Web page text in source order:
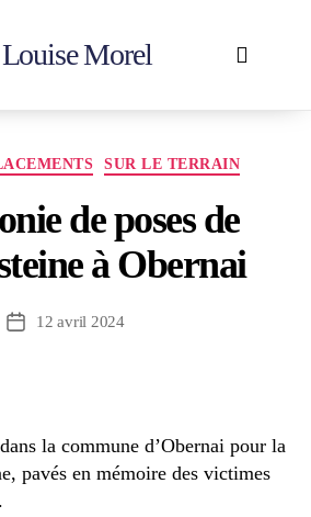
Louise Morel
SUR LE TERRAIN
de poses de
à Obernai
12 avril 2024
la commune d’Obernai pour la
pavés en mémoire des victimes